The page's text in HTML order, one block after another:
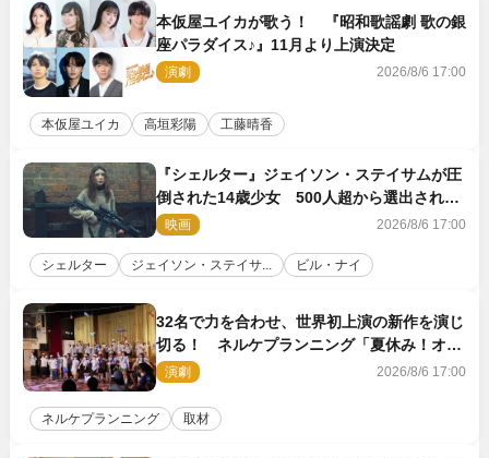
本仮屋ユイカが歌う！ 『昭和歌謡劇 歌の銀
座パラダイス♪』11月より上演決定
演劇 2026/8/6 17:00
本仮屋ユイカ 高垣彩陽 工藤晴香
『シェルター』ジェイソン・ステイサムが圧
倒された14歳少女 500人超から選出された
新鋭ボディ・レイ・ブレスナックとは
映画 2026/8/6 17:00
シェルター ジェイソン・ステイサ... ビル・ナイ
32名で力を合わせ、世界初上演の新作を演じ
切る！ ネルケプランニング「夏休み！オ
ン・ワークショップ2026」レポート【最終
日】
演劇 2026/8/6 17:00
ネルケプランニング 取材